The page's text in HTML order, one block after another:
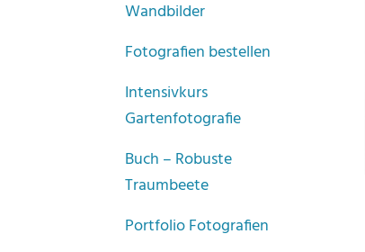
Wandbilder
Fotografien bestellen
Intensivkurs
Gartenfotografie
Buch – Robuste
Traumbeete
Portfolio Fotografien